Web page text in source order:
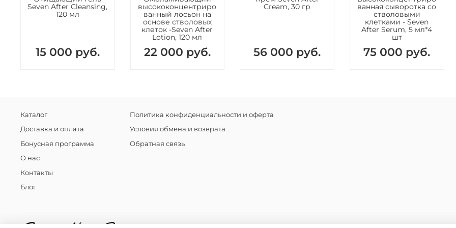
Способ
Мусс
строго
на
фактор
Seven After Cleansing,
120 мл
15 000 руб.
высококонцентриро
ванный лосьон на
основе стволовых
клеток -Seven After
Lotion, 120 мл
22 000 руб.
Cream, 30 гр
56 000 руб.
ванная сыворотка со
стволовыми
клетками - Seven
After Serum, 5 мл*4
шт
75 000 руб.
Каталог
Доставка и оплата
Бонусная программа
О нас
Контакты
Блог
Политика конфиденциальности и оферта
Условия обмена и возврата
Обратная связь